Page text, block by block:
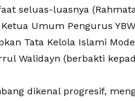
seluas-luasnya
Umum Pengurus
Tata Kelola Islami
Walidayn (berbakti
dikenal progresif,